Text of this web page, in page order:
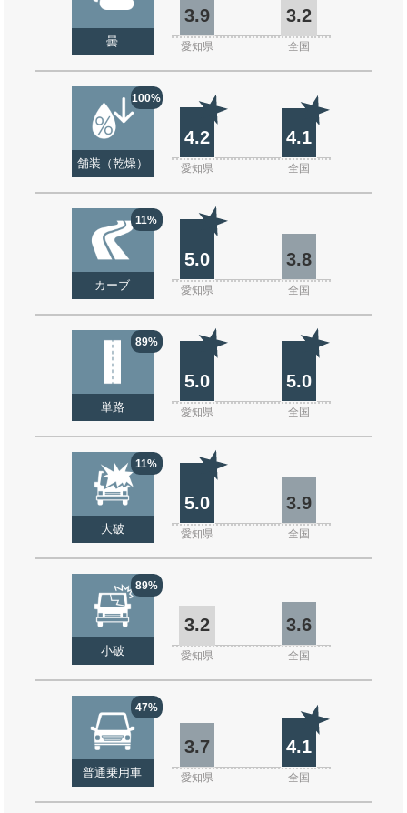
曇
3.9 3.2
愛知県 全国
100%
舗装（乾燥）
4.2 4.1
愛知県 全国
11%
カーブ
5.0 3.8
愛知県 全国
89%
単路
5.0 5.0
愛知県 全国
11%
大破
5.0 3.9
愛知県 全国
89%
小破
3.2 3.6
愛知県 全国
47%
普通乗用車
3.7 4.1
愛知県 全国